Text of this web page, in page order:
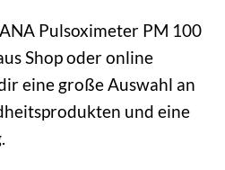
Pulsoximeter PM 100
Shop oder online
eine große Auswahl an
und eine